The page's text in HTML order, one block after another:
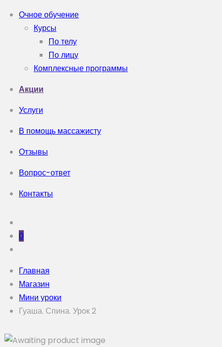
Очное обучение
Курсы
По телу
По лицу
Комплексные программы
Акции
Услуги
В помощь массажисту
Отзывы
Вопрос-ответ
Контакты
0
Главная
Магазин
Мини уроки
Гуаша. Спина. Урок 2